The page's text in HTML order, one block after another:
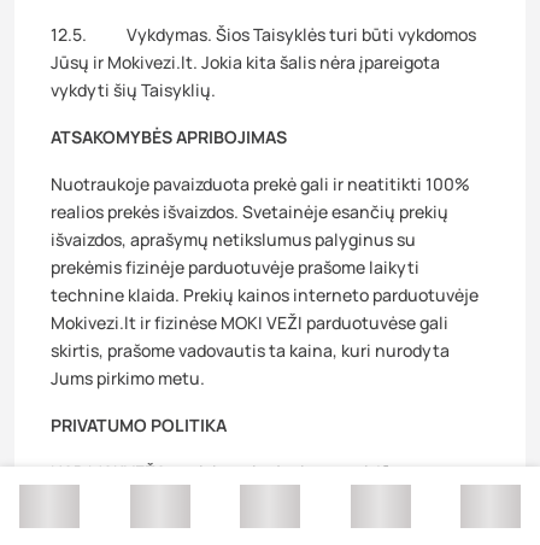
12.5. Vykdymas. Šios Taisyklės turi būti vykdomos
Jūsų ir Mokivezi.lt. Jokia kita šalis nėra įpareigota
vykdyti šių Taisyklių.
ATSAKOMYBĖS APRIBOJIMAS
Nuotraukoje pavaizduota prekė gali ir neatitikti 100%
realios prekės išvaizdos. Svetainėje esančių prekių
išvaizdos, aprašymų netikslumus palyginus su
prekėmis fizinėje parduotuvėje prašome laikyti
technine klaida. Prekių kainos interneto parduotuvėje
Mokivezi.lt ir fizinėse MOKI VEŽI parduotuvėse gali
skirtis, prašome vadovautis ta kaina, kuri nurodyta
Jums pirkimo metu.
PRIVATUMO POLITIKA
UAB MAKVEŽA yra įsipareigojusi saugoti Jūsų
interneto svetainėje, bus tvarkomi laikantis taisyklių,